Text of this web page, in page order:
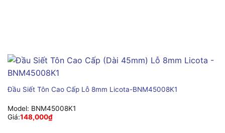
Đầu Siết Tôn Cao Cấp Lỗ 8mm Licota-BNM45008K1
Model: BNM45008K1
Giá:148,000₫